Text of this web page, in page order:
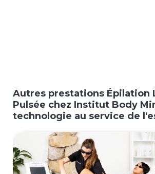
Autres prestations Épilation
Pulsée chez Institut Body
technologie au service de